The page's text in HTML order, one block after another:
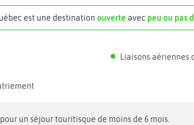
est une destination ouverte avec peu ou pas
Liaisons aériennes
pour un séjour touritisque de moins de 6 mois.